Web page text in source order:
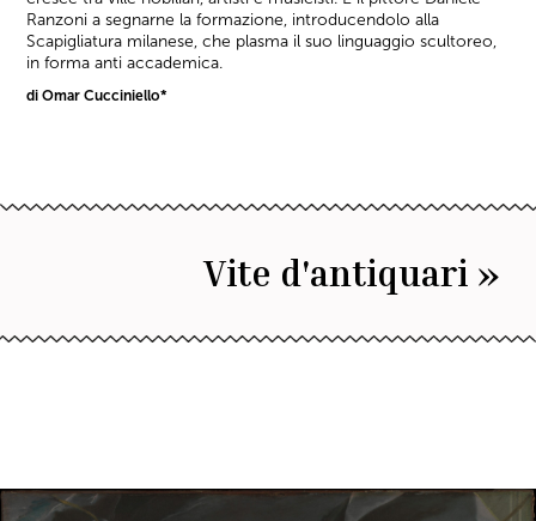
Ranzoni a segnarne la formazione, introducendolo alla
Scapigliatura milanese, che plasma il suo linguaggio scultoreo,
in forma anti accademica.
di Omar Cucciniello*
Vite d'antiquari »